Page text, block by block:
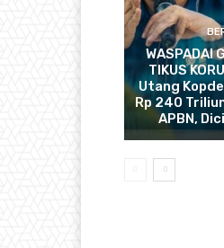
WASPADAI
TIKUS
Utang
Rp 240
APBN,